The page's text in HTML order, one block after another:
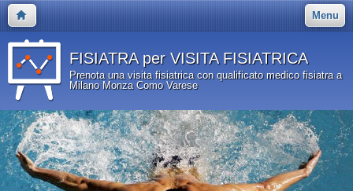
Menu
FISIATRA per VISITA FISIATRICA
Prenota una visita fisiatrica con qualificato medico fisiatra a
Milano Monza Como Varese